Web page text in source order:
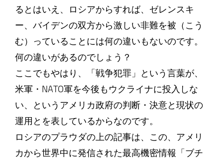
るとはいえ、ロシアからすれば、ゼレンスキ
ー、バイデンの双方から激しい非難を被（こう
む）っていることには何の違いもないのです。
何の違いがあるのでしょう？
ここでもやはり、「戦争犯罪」という言葉が、
米軍・NATO軍を今後もウクライナに投入しな
い、というアメリカ政府の判断・決意と現状の
運用とを表しているからなのです。
ロシアのプラウダの上の記事は、この、アメリ
カから世界中に発信された最高機密情報「ブチ